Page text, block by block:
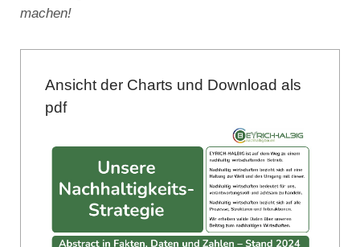
machen!
Ansicht der Charts und Download als
pdf